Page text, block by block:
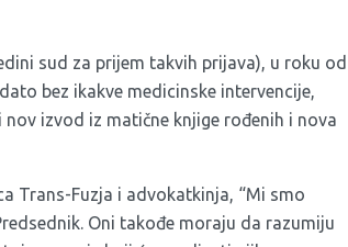
sud za prijem takvih prijava), u roku od
bez ikakve medicinske intervencije,
izvod iz matične knjige rođenih i nova
Trans-Fuzja i advokatkinja, “Mi smo
Oni takođe moraju da razumiju